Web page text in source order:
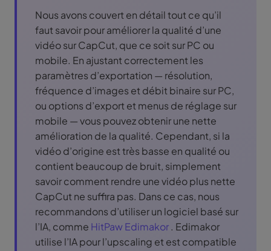
Nous avons couvert en détail tout ce qu’il
faut savoir pour améliorer la qualité d’une
vidéo sur CapCut, que ce soit sur PC ou
mobile. En ajustant correctement les
paramètres d’exportation — résolution,
fréquence d’images et débit binaire sur PC,
ou options d’export et menus de réglage sur
mobile — vous pouvez obtenir une nette
amélioration de la qualité. Cependant, si la
vidéo d’origine est très basse en qualité ou
contient beaucoup de bruit, simplement
savoir comment rendre une vidéo plus nette
CapCut ne suffira pas. Dans ce cas, nous
recommandons d’utiliser un logiciel basé sur
l’IA, comme HitPaw Edimakor. Edimakor
utilise l’IA pour l’upscaling et est compatible